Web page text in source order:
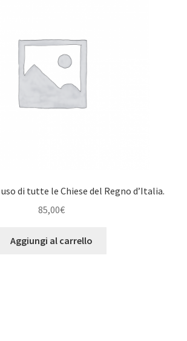
di tutte le Chiese del Regno d’Italia.
85,00€
Aggiungi al carrello